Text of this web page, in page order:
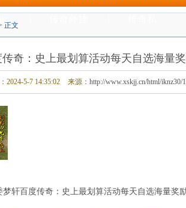
正文
传奇：史上最划算活动每天自选海量
2024-5-7 14:35:02 来源： http://www.xskjj.cn/html/iknz30/
梦轩百度传奇：史上最划算活动每天自选海量奖